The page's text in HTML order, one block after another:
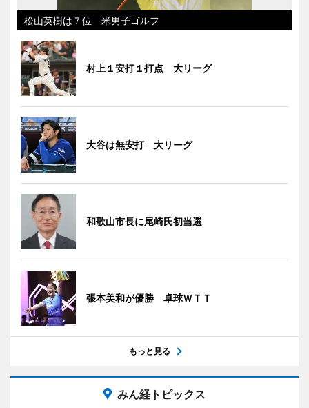
松山英樹は７位 米男子ゴルフ
村上１安打１打点 大リーグ
大谷は無安打 大リーグ
和歌山市長に尾崎氏初当選
張本美和が優勝 卓球ＷＴＴ
もっと見る
みん経トピックス